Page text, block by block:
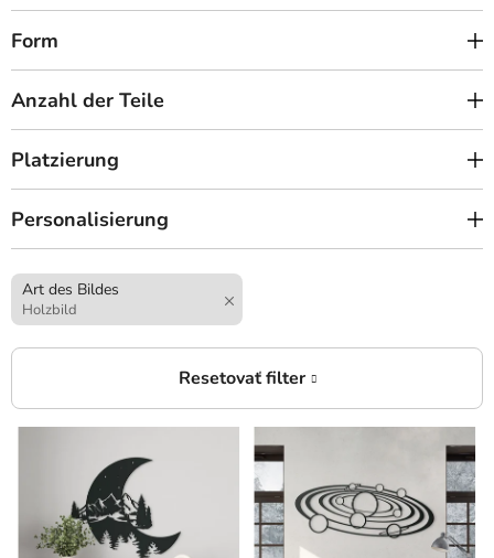
Form
Anzahl der Teile
Platzierung
Personalisierung
Art des Bildes
Holzbild
L